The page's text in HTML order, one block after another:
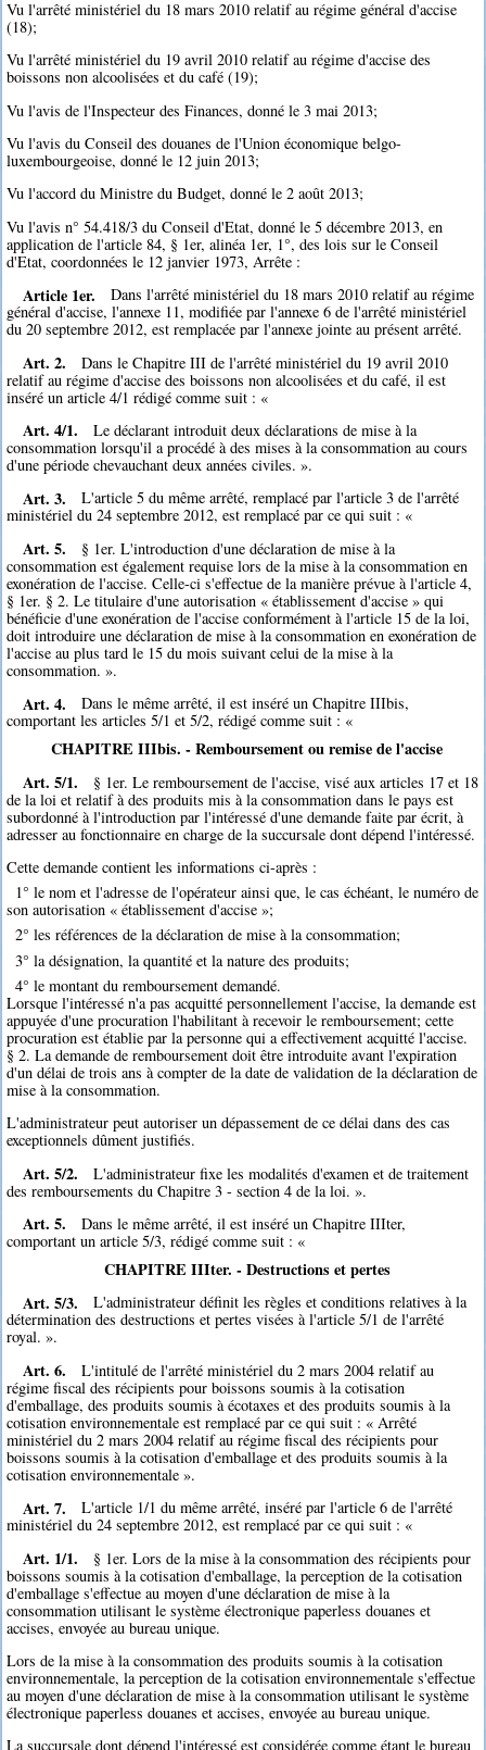
Vu l'arrêté ministériel du 18 mars 2010 relatif au régime général d'accise
(18);
Vu l'arrêté ministériel du 19 avril 2010 relatif au régime d'accise des
boissons non alcoolisées et du café (19);
Vu l'avis de l'Inspecteur des Finances, donné le 3 mai 2013;
Vu l'avis du Conseil des douanes de l'Union économique belgo-
luxembourgeoise, donné le 12 juin 2013;
Vu l'accord du Ministre du Budget, donné le 2 août 2013;
Vu l'avis n° 54.418/3 du Conseil d'Etat, donné le 5 décembre 2013, en
application de l'article 84, § 1er, alinéa 1er, 1°, des lois sur le Conseil
d'Etat, coordonnées le 12 janvier 1973, Arrête :
Article 1er.
Dans l'arrêté ministériel du 18 mars 2010 relatif au régime
général d'accise, l'annexe 11, modifiée par l'annexe 6 de l'arrêté ministériel
du 20 septembre 2012, est remplacée par l'annexe jointe au présent arrêté.
Art. 2.
Dans le Chapitre III de l'arrêté ministériel du 19 avril 2010
relatif au régime d'accise des boissons non alcoolisées et du café, il est
inséré un article 4/1 rédigé comme suit : «
Art. 4/1.
Le déclarant introduit deux déclarations de mise à la
consommation lorsqu'il a procédé à des mises à la consommation au cours
d'une période chevauchant deux années civiles. ».
Art. 3.
L'article 5 du même arrêté, remplacé par l'article 3 de l'arrêté
ministériel du 24 septembre 2012, est remplacé par ce qui suit : «
Art. 5.
§ 1er. L'introduction d'une déclaration de mise à la
consommation est également requise lors de la mise à la consommation en
exonération de l'accise. Celle-ci s'effectue de la manière prévue à l'article 4,
§ 1er. § 2. Le titulaire d'une autorisation « établissement d'accise » qui
bénéficie d'une exonération de l'accise conformément à l'article 15 de la loi,
doit introduire une déclaration de mise à la consommation en exonération de
l'accise au plus tard le 15 du mois suivant celui de la mise à la
consommation. ».
Art. 4.
Dans le même arrêté, il est inséré un Chapitre IIIbis,
comportant les articles 5/1 et 5/2, rédigé comme suit : «
CHAPITRE IIIbis. - Remboursement ou remise de l'accise
Art. 5/1.
§ 1er. Le remboursement de l'accise, visé aux articles 17 et 18
de la loi et relatif à des produits mis à la consommation dans le pays est
subordonné à l'introduction par l'intéressé d'une demande faite par écrit, à
adresser au fonctionnaire en charge de la succursale dont dépend l'intéressé.
Cette demande contient les informations ci-après :
1° le nom et l'adresse de l'opérateur ainsi que, le cas échéant, le numéro de
son autorisation « établissement d'accise »;
2° les références de la déclaration de mise à la consommation;
3° la désignation, la quantité et la nature des produits;
4° le montant du remboursement demandé.
Lorsque l'intéressé n'a pas acquitté personnellement l'accise, la demande est
appuyée d'une procuration l'habilitant à recevoir le remboursement; cette
procuration est établie par la personne qui a effectivement acquitté l'accise.
§ 2. La demande de remboursement doit être introduite avant l'expiration
d'un délai de trois ans à compter de la date de validation de la déclaration de
mise à la consommation.
L'administrateur peut autoriser un dépassement de ce délai dans des cas
exceptionnels dûment justifiés.
Art. 5/2.
L'administrateur fixe les modalités d'examen et de traitement
des remboursements du Chapitre 3 - section 4 de la loi. ».
Art. 5.
Dans le même arrêté, il est inséré un Chapitre IIIter,
comportant un article 5/3, rédigé comme suit : «
CHAPITRE IIIter. - Destructions et pertes
Art. 5/3.
L'administrateur définit les règles et conditions relatives à la
détermination des destructions et pertes visées à l'article 5/1 de l'arrêté
royal. ».
Art. 6.
L'intitulé de l'arrêté ministériel du 2 mars 2004 relatif au
régime fiscal des récipients pour boissons soumis à la cotisation
d'emballage, des produits soumis à écotaxes et des produits soumis à la
cotisation environnementale est remplacé par ce qui suit : « Arrêté
ministériel du 2 mars 2004 relatif au régime fiscal des récipients pour
boissons soumis à la cotisation d'emballage et des produits soumis à la
cotisation environnementale ».
Art. 7.
L'article 1/1 du même arrêté, inséré par l'article 6 de l'arrêté
ministériel du 24 septembre 2012, est remplacé par ce qui suit : «
Art. 1/1.
§ 1er. Lors de la mise à la consommation des récipients pour
boissons soumis à la cotisation d'emballage, la perception de la cotisation
d'emballage s'effectue au moyen d'une déclaration de mise à la
consommation utilisant le système électronique paperless douanes et
accises, envoyée au bureau unique.
Lors de la mise à la consommation des produits soumis à la cotisation
environnementale, la perception de la cotisation environnementale s'effectue
au moyen d'une déclaration de mise à la consommation utilisant le système
électronique paperless douanes et accises, envoyée au bureau unique.
La succursale dont dépend l'intéressé est considérée comme étant le bureau